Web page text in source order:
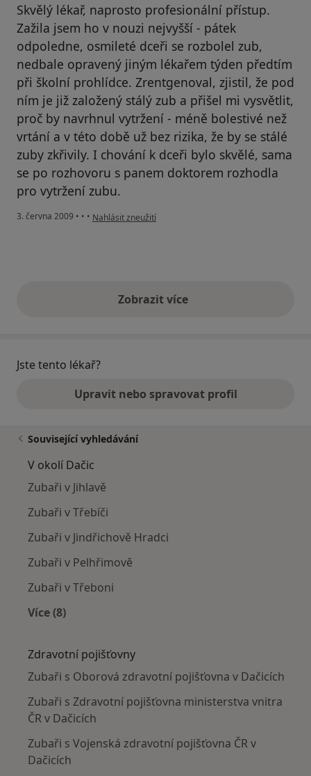
Skvělý lékař, naprosto profesionální přístup.
Zažila jsem ho v nouzi nejvyšší - pátek
odpoledne, osmileté dceři se rozbolel zub,
nedbale opravený jiným lékařem týden předtím
při školní prohlídce. Zrentgenoval, zjistil, že pod
ním je již založený stálý zub a přišel mi vysvětlit,
proč by navrhnul vytržení - méně bolestivé než
vrtání a v této době už bez rizika, že by se stálé
zuby zkřivily. I chování k dceři bylo skvělé, sama
se po rozhovoru s panem doktorem rozhodla
pro vytržení zubu.
3. června 2009 • • • podle názoru uživatele E. Vacková
Nahlásit zneužití
Zobrazit vícevýše uvedené názory
Jste tento lékař?
Upravit nebo spravovat profil
Související vyhledávání
V okolí Dačic
Zubaři v Jihlavě
Zubaři v Třebíči
Zubaři v Jindřichově Hradci
Zubaři v Pelhřimově
Zubaři v Třeboni
Více (8)
Zdravotní pojišťovny
Zubaři s Oborová zdravotní pojišťovna v Dačicích
Zubaři s Zdravotní pojišťovna ministerstva vnitra
ČR v Dačicích
Zubaři s Vojenská zdravotní pojišťovna ČR v
Dačicích